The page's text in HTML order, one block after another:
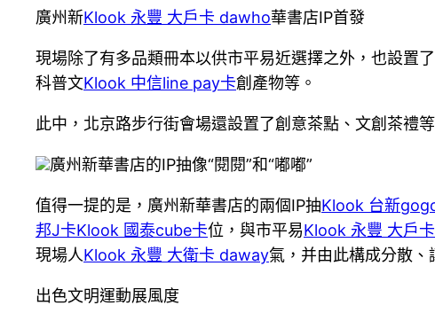
廣州新Klook 永豐 大戶卡 dawho華書店IP首發
現場除了有多品類冊本以供市平易近選擇之外，也設置
科普文Klook 中信line pay卡創產物等。
此中，北京路步行街會場還設置了創意茶點、文創茶禮
廣州新華書店的IP抽像“閱閱”和“嘟嘟”
值得一提的是，廣州新華書店的兩個IP抽Klook 台新
邦J卡Klook 國泰cube卡位，與市平易Klook 永豐 大戶
現場人Klook 永豐 大衛卡 daway氣，并由此構成分散、
出色文明運動展風度